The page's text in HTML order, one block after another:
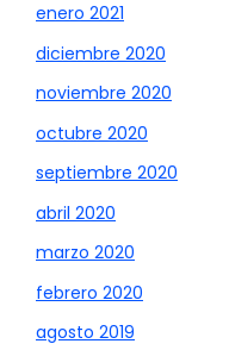
enero 2021
diciembre 2020
noviembre 2020
octubre 2020
septiembre 2020
abril 2020
marzo 2020
febrero 2020
agosto 2019